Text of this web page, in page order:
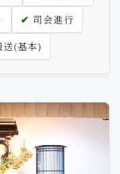
司会進行
送(基本)